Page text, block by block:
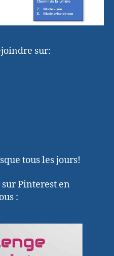
sur:
tous les jours!
sur Pinterest en
: